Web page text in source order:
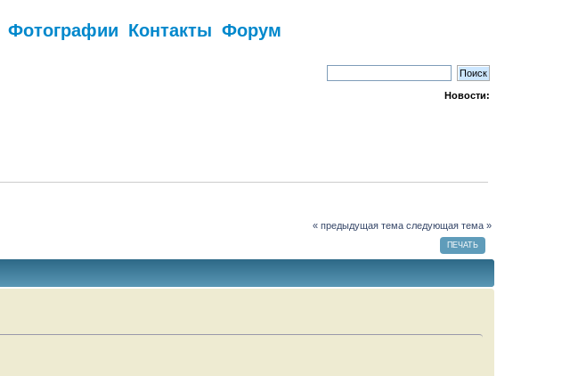
Фотографии Контакты Форум
Новости:
« предыдущая тема следующая тема »
ПЕЧАТЬ